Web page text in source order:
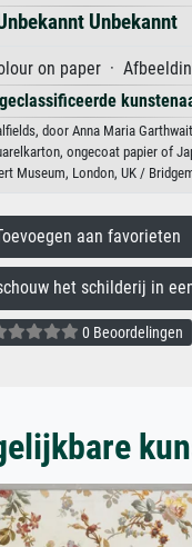
Unbekannt
on paper ·
door Anna Maria
ongecoat papier of
Museum, London, UK /
aan favorieten
het schilderij in
0 Beoordelingen